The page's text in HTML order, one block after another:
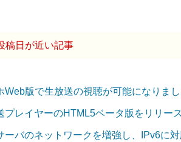
稿日が近い記事
Web版で生放送の視聴が可能になりまし
プレイヤーのHTML5ベータ版をリリー
ーバのネットワークを増強し、IPv6に